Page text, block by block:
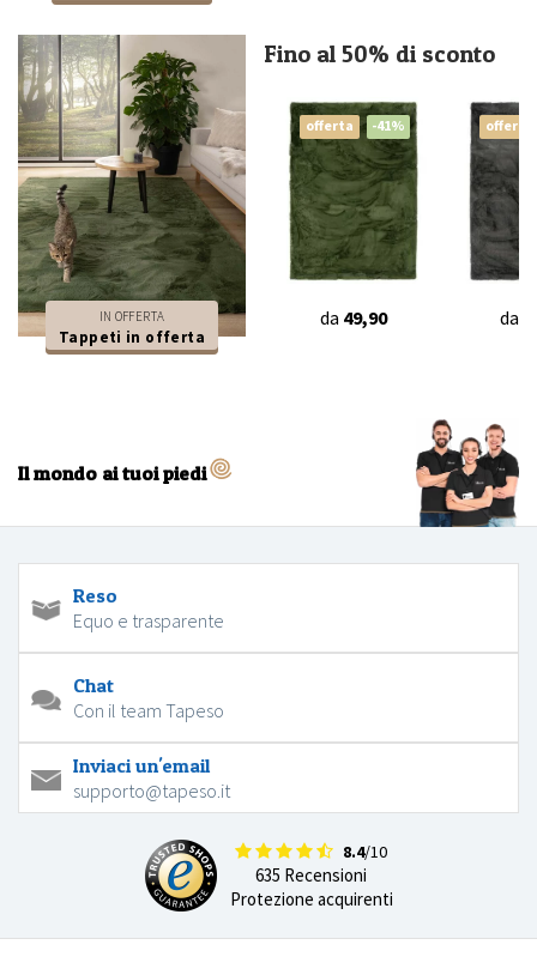
IN OFFERTA
Tappeti in offerta
Fino al 50% di sconto
offerta -41%
da 49,90
offerta
da
Il mondo ai tuoi piedi
Reso
Equo e trasparente
Chat
Con il team Tapeso
Inviaci un'email
supporto@tapeso.it
8.4/10
635 Recensioni
Protezione acquirenti